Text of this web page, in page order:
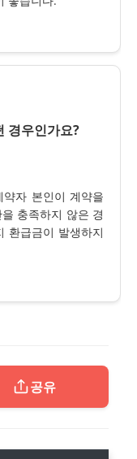
경우인가요?
자 본인이 계약을
충족하지 않은 경
환급금이 발생하지
공유